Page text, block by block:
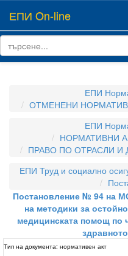
ЕПИ On-line
ЕПИ
ОТМЕНЕНИ
ЕПИ
НОРМАТИВНИ
ПРАВО ПО ОТРАСЛИ И
ЕПИ Труд и социално
Постановление № 94 на
на методики за
медицинската помощ по
Тип на документа: нормативен акт